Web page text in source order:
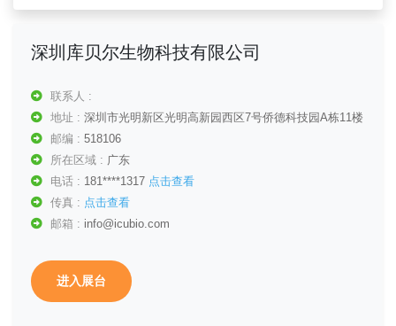
深圳库贝尔生物科技有限公司
联系人 :
地址 : 深圳市光明新区光明高新园西区7号侨德科技园A栋11楼
邮编 : 518106
所在区域 : 广东
电话 : 181****1317 点击查看
传真 : 点击查看
邮箱 : info@icubio.com
进入展台